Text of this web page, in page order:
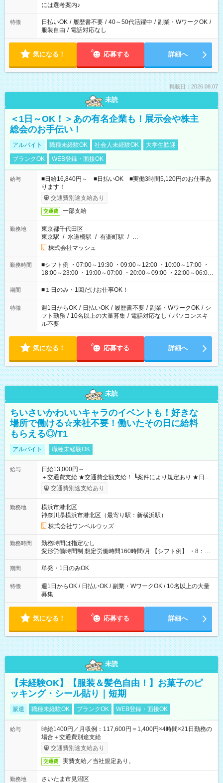
業界から入社して活躍されています♪
には選考案内♪
特徴 日払いOK / 履歴書不要 / 40～50代活躍中 / 副業・WワークOK /
服装自由 / 電話対応なし
気になる！ 応募する 詳細へ
掲載日：2026.08.07
未読
＜1日～OK！＞あの有名企業も！展示会や株主
総会のお手伝い！
アルバイト 職種未経験OK 社会人未経験OK
大学生歓迎
ブランクOK
WEB登録・面接OK
給与
■日給16,840円～ ■日払いOK ■実働3時間5,120円のお仕事あ
ります！
交通費別途支給あり
交通費 一部支給
勤務地
東京都千代田区
東京駅 / 水道橋駅 / 有楽町駅 / …
株式会社マッシュ
勤務時間
■シフト例 ・07:00～19:30 ・09:00～12:00 ・10:00～17:00 ・
18:00～23:00 ・19:00～07:00 ・20:00～09:00 ・22:00～06:00
etc ★最短で3時間で5,120円のお仕事から 15時間で2万円近く稼
げるお仕事も！ ご希望のお時間に合わせてご紹介！ ※シフトは
ください！
期間 ■１日のみ・1回だけお仕事OK！
特徴 週1日からOK / 日払いOK / 履歴書不要 / 副業・WワークOK / シ
フト勤務 / 10名以上の大量募集 / 電話対応なし / パソコンスキ
ル不要
気になる！ 応募する 詳細へ
未読
ちいさいかわいいキャラのイベントも！好きな
場所で働ける☆来社不要！働いたその日に給料
もらえる◎/T1
アルバイト 職種未経験OK
給与
日給13,000円～
＋交通費支給 ★交通費全額支給！ ┗案件により規定あり ★日払
いOK！（規定あり） ┗働いたその日に現金GET♪ お仕事後はコ
ンビニATMから 日払い分を引き落とせます！ 【試用期間】試
交通費別途支給あり
勤務地
横浜市港北区
神奈川県横浜市港北区（最寄り駅：新横浜駅）
株式会社ワンベルウッズ
勤務時間
勤務時間は指定なし
変形労働時間制 想定労働時間160時間/月 【シフト例】 ・8：00
～21：00
期間 単発・1日のみOK
特徴
週1日からOK / 日払いOK / 副業・WワークOK / 10名以上の大量
募集
気になる！ 応募する 詳細へ
未読
【未経験OK】【服装＆髪色自由！】お菓子のピ
ッキング・シール貼り｜短期
派遣 職種未経験OK ブランクOK WEB登録・面接OK
給与
時給1400円／月収例：117,600円＝1,400円×4時間×21日勤務の
場合＋交通費別途支給
交通費別途支給あり
交通費 実費支給／当社規定あり。
勤務地
さいたま市見沼区